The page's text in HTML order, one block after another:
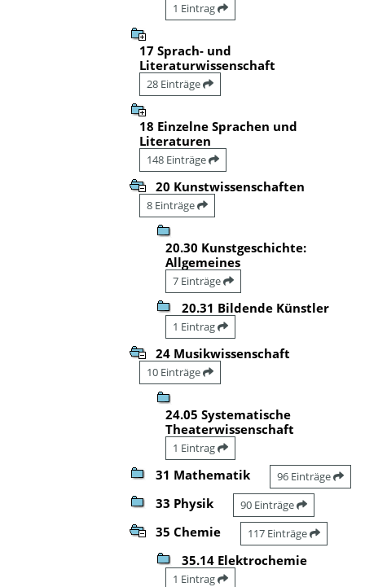
1 Eintrag
17 Sprach- und
Literaturwissenschaft
28 Einträge
18 Einzelne Sprachen und
Literaturen
148 Einträge
20 Kunstwissenschaften
8 Einträge
20.30 Kunstgeschichte:
Allgemeines
7 Einträge
20.31 Bildende Künstler
1 Eintrag
24 Musikwissenschaft
10 Einträge
24.05 Systematische
Theaterwissenschaft
1 Eintrag
31 Mathematik 96 Einträge
33 Physik 90 Einträge
35 Chemie 117 Einträge
35.14 Elektrochemie
1 Eintrag